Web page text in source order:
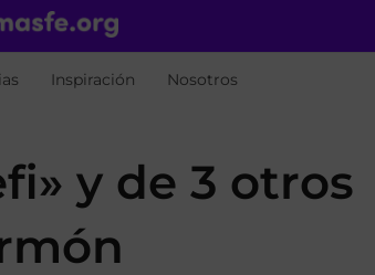
Inspiración Nosotros
y de 3 otros